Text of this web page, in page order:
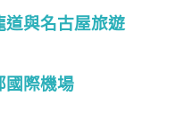
道與名古屋旅遊
國際機場